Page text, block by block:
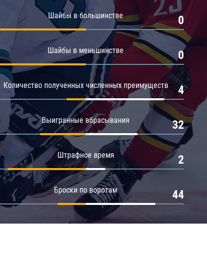
Амур
Барыс
Салават Юлаев
Шайбы в большинстве 0
Шайбы в меньшинстве 0
Количество полученных численных преимуществ 4
Выигранные вбрасывания 32
Штрафное время 2
Броски по воротам 44